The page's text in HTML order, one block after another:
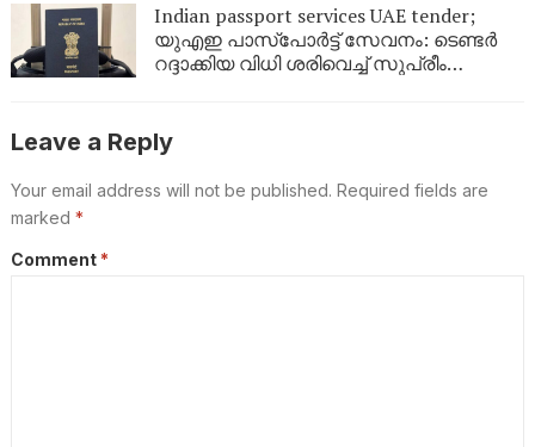
Indian passport services UAE tender;
യുഎഇ പാസ്‌പോർട്ട് സേവനം: ടെണ്ടർ
റദ്ദാക്കിയ വിധി ശരിവെച്ച് സുപ്രീം
Leave a Reply
Your email address will not be published. Required fields are
marked *
Comment *